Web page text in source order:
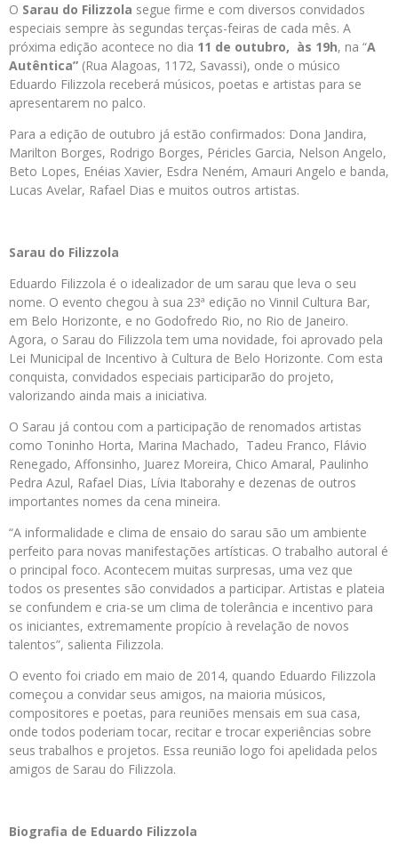
O Sarau do Filizzola segue firme e com diversos convidados
especiais sempre às segundas terças-feiras de cada mês. A
próxima edição acontece no dia 11 de outubro, às 19h, na “A
Autêntica” (Rua Alagoas, 1172, Savassi), onde o músico
Eduardo Filizzola receberá músicos, poetas e artistas para se
apresentarem no palco.
Para a edição de outubro já estão confirmados: Dona Jandira,
Marilton Borges, Rodrigo Borges, Péricles Garcia, Nelson Angelo,
Beto Lopes, Enéias Xavier, Esdra Neném, Amauri Angelo e banda,
Lucas Avelar, Rafael Dias e muitos outros artistas.
Sarau do Filizzola
Eduardo Filizzola é o idealizador de um sarau que leva o seu
nome. O evento chegou à sua 23ª edição no Vinnil Cultura Bar,
em Belo Horizonte, e no Godofredo Rio, no Rio de Janeiro.
Agora, o Sarau do Filizzola tem uma novidade, foi aprovado pela
Lei Municipal de Incentivo à Cultura de Belo Horizonte. Com esta
conquista, convidados especiais participarão do projeto,
valorizando ainda mais a iniciativa.
O Sarau já contou com a participação de renomados artistas
como Toninho Horta, Marina Machado, Tadeu Franco, Flávio
Renegado, Affonsinho, Juarez Moreira, Chico Amaral, Paulinho
Pedra Azul, Rafael Dias, Lívia Itaborahy e dezenas de outros
importantes nomes da cena mineira.
“A informalidade e clima de ensaio do sarau são um ambiente
perfeito para novas manifestações artísticas. O trabalho autoral é
o principal foco. Acontecem muitas surpresas, uma vez que
todos os presentes são convidados a participar. Artistas e plateia
se confundem e cria-se um clima de tolerância e incentivo para
os iniciantes, extremamente propício à revelação de novos
talentos”, salienta Filizzola.
O evento foi criado em maio de 2014, quando Eduardo Filizzola
começou a convidar seus amigos, na maioria músicos,
compositores e poetas, para reuniões mensais em sua casa,
onde todos poderiam tocar, recitar e trocar experiências sobre
seus trabalhos e projetos. Essa reunião logo foi apelidada pelos
amigos de Sarau do Filizzola.
Biografia de Eduardo Filizzola